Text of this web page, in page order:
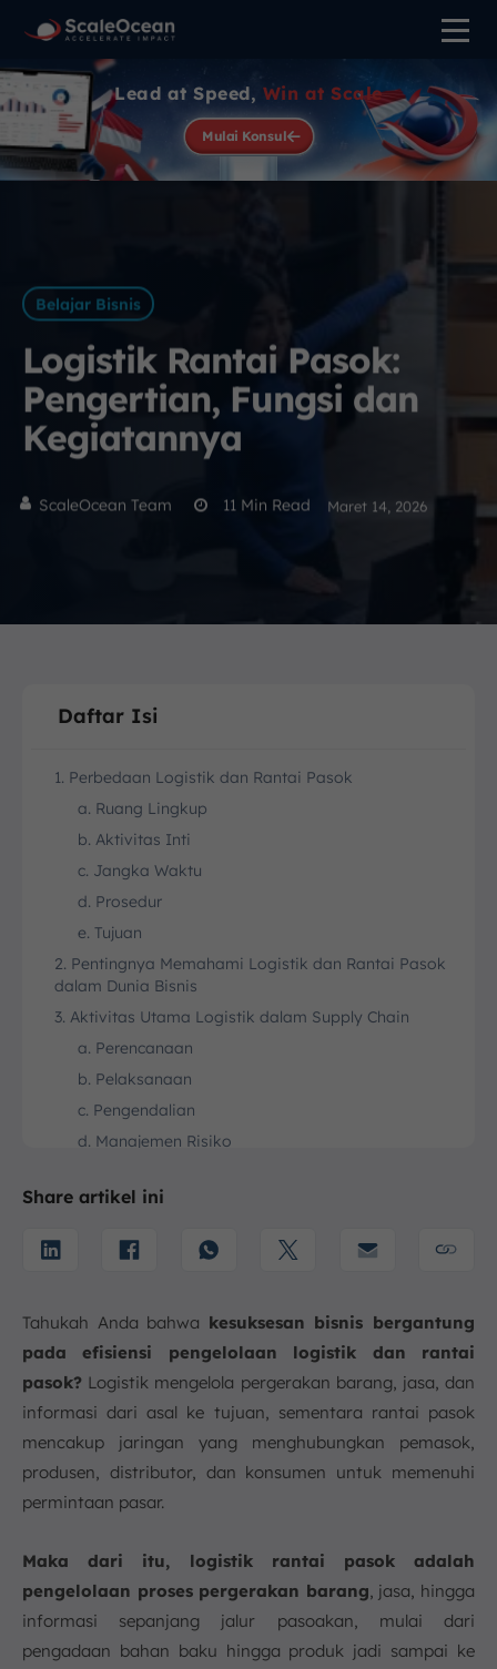
Lead at Speed, Win at Scale
Mulai Konsul
Belajar Bisnis
Logistik Rantai Pasok:
Pengertian, Fungsi dan
Kegiatannya
ScaleOcean Team 11 Min Read Maret 14, 2026
Daftar Isi
1. Perbedaan Logistik dan Rantai Pasok
a. Ruang Lingkup
b. Aktivitas Inti
c. Jangka Waktu
d. Prosedur
e. Tujuan
2. Pentingnya Memahami Logistik dan Rantai Pasok
dalam Dunia Bisnis
3. Aktivitas Utama Logistik dalam Supply Chain
a. Perencanaan
b. Pelaksanaan
c. Pengendalian
d. Manajemen Risiko
a. Meningkatkan efisiensi
c. Mengurangi risiko
e. Proses Pengangkutan
f. Pengelolaan Penyimpanan dan Distribusi
g. Pengelolaan Informasi
h. Optimalisasi Supply Chain
i. Inovasi dan Peningkatan
5. Contoh Aktivitas Logistik Rantai Pasok
a. Pengadaan Bahan Baku
c. Transportasi
d. Distribusi
e. Informasi dan Teknologi
Share artikel ini
Tahukah Anda bahwa kesuksesan bisnis bergantung
pada efisiensi pengelolaan logistik dan rantai
pasok? Logistik mengelola pergerakan barang, jasa, dan
informasi dari asal ke tujuan, sementara rantai pasok
mencakup jaringan yang menghubungkan pemasok,
produsen, distributor, dan konsumen untuk memenuhi
permintaan pasar.
Maka dari itu, logistik rantai pasok adalah
pengelolaan proses pergerakan barang, jasa, hingga
informasi sepanjang jalur pasoakan, mulai dari
pengadaan bahan baku hingga produk jadi sampai ke